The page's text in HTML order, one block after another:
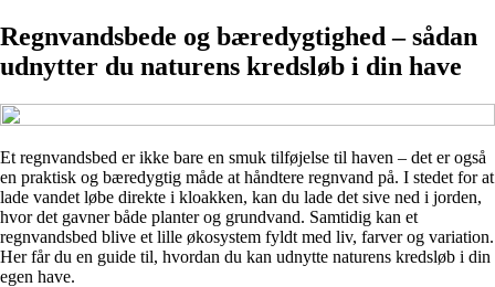
Regnvandsbede og bæredygtighed – sådan
udnytter du naturens kredsløb i din have
Et regnvandsbed er ikke bare en smuk tilføjelse til haven – det er også
en praktisk og bæredygtig måde at håndtere regnvand på. I stedet for at
lade vandet løbe direkte i kloakken, kan du lade det sive ned i jorden,
hvor det gavner både planter og grundvand. Samtidig kan et
regnvandsbed blive et lille økosystem fyldt med liv, farver og variation.
Her får du en guide til, hvordan du kan udnytte naturens kredsløb i din
egen have.